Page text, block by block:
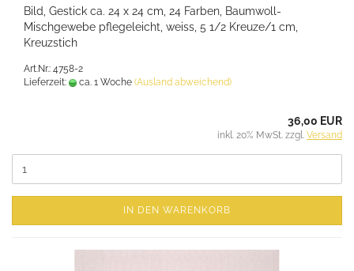
Bild, Gestick ca. 24 x 24 cm, 24 Farben, Baumwoll-
Mischgewebe pflegeleicht, weiss, 5 1/2 Kreuze/1 cm,
Kreuzstich
Art.Nr.: 4758-2
Lieferzeit:
ca. 1 Woche (Ausland abweichend)
36,00 EUR
inkl. 20% MwSt. zzgl. Versand
IN DEN WARENKORB